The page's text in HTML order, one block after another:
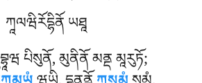
ཀཱལཝིརོདྷིནོ ཡཐཱ
པིསུནོ, མུནིནོ མནྡ མཱརུཏོ;